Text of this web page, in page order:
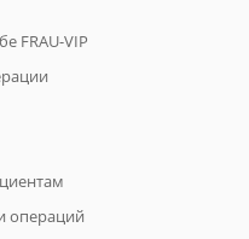
FRAU-VIP
операций